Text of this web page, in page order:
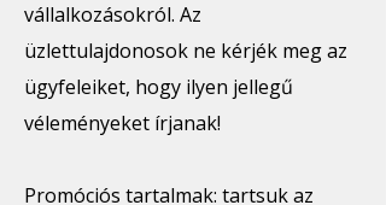
vállalkozásokról. Az
üzlettulajdonosok ne kérjék meg az
ügyfeleiket, hogy ilyen jellegű
véleményeket írjanak!
Promóciós tartalmak: tartsuk az